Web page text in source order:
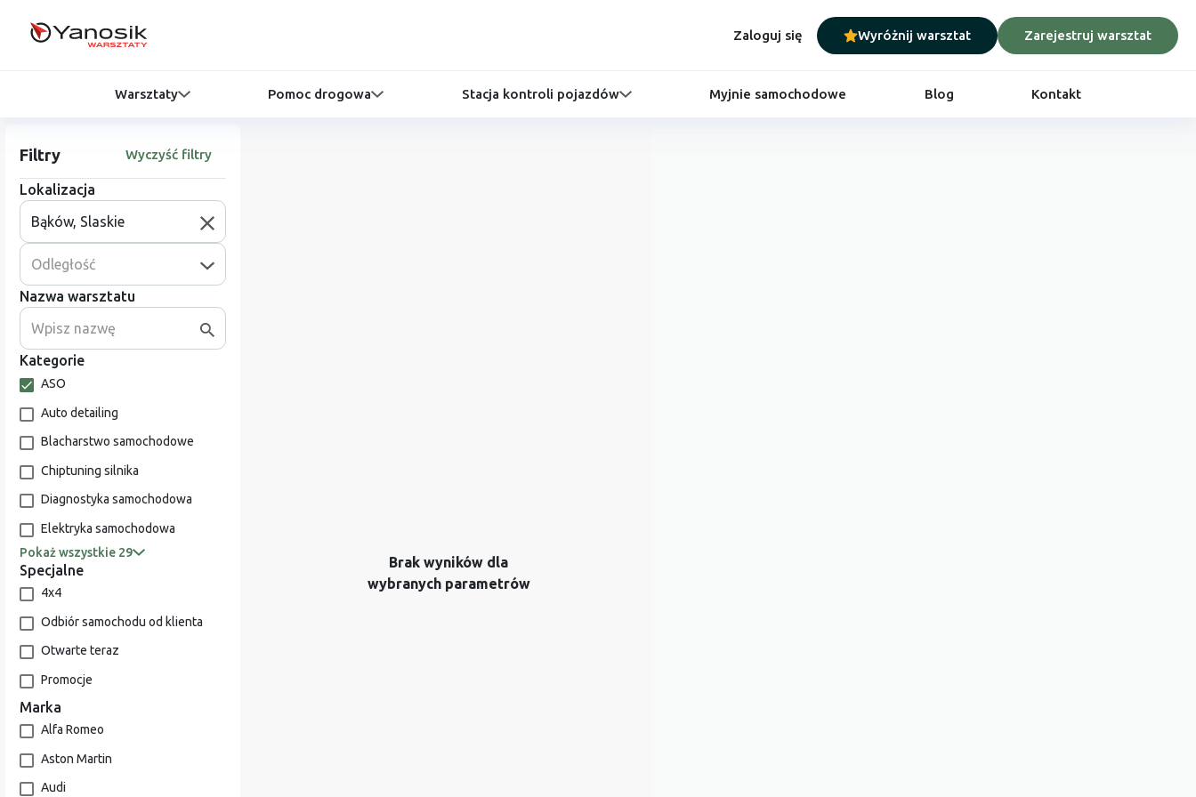
Zaloguj się Wyróżnij warsztat Zarejestruj warsztat
Warsztaty Pomoc drogowa Stacja kontroli pojazdów Myjnie samochodowe Blog Kontakt
Filtry Wyczyść filtry
Lokalizacja
Odległość
Nazwa warsztatu
Kategorie
ASO
Auto detailing
Blacharstwo samochodowe
Chiptuning silnika
Diagnostyka samochodowa
Elektryka samochodowa
Pokaż wszystkie 29
Specjalne
4x4
Odbiór samochodu od klienta
Otwarte teraz
Promocje
Marka
Alfa Romeo
Aston Martin
Audi
Brak wyników dla
wybranych parametrów